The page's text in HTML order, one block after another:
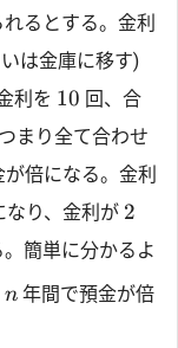
るとする。金利
は金庫に移す)
利を 10 回、合
まり全て合わせ
倍になる。金利
なり、金利が 2
簡単に分かるよ
n年間で預金が倍